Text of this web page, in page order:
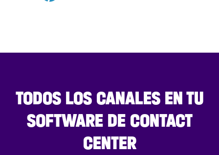
TODOS LOS CANALES EN TU
SOFTWARE DE CONTACT
CENTER